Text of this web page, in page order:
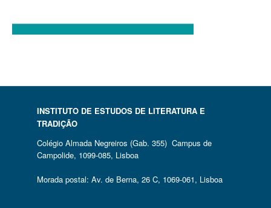
INSTITUTO DE ESTUDOS DE LITERATURA E
TRADIÇÃO
Colégio Almada Negreiros (Gab. 355) Campus de
Campolide, 1099-085, Lisboa
Morada postal: Av. de Berna, 26 C, 1069-061, Lisboa